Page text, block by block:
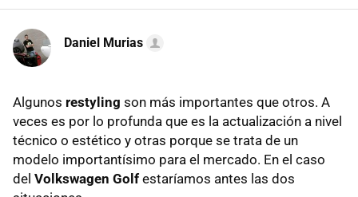
Daniel Murias
Algunos restyling son más importantes que otros. A
veces es por lo profunda que es la actualización a nivel
técnico o estético y otras porque se trata de un
modelo importantísimo para el mercado. En el caso
del Volkswagen Golf estaríamos antes las dos